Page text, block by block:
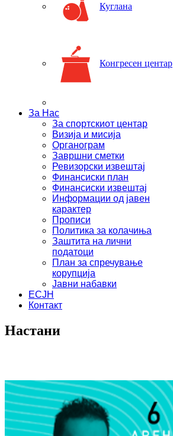
Куглана
Конгресен центар
За Нас
За спортскиот центар
Визија и мисија
Органограм
Завршни сметки
Ревизорски извештај
Финансиски план
Финансиски извештај
Информации од јавен
карактер
Прописи
Политика за колачиња
Заштита на лични
податоци
План за спречување
корупција
Јавни набавки
ЕСЈН
Контакт
Настани